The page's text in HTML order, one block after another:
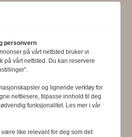
ta kontakt med
Faglige Utvalg
som
mot mediene i
For
klageadgang, se:
personvern
på vårt nettsted bruker vi
på vårt nettsted. Du kan reservere
og lignende verktøy for
nettlesere, tilpasse innhold til deg
funksjonalitet. Les mer i vår
være like relevant for deg som det